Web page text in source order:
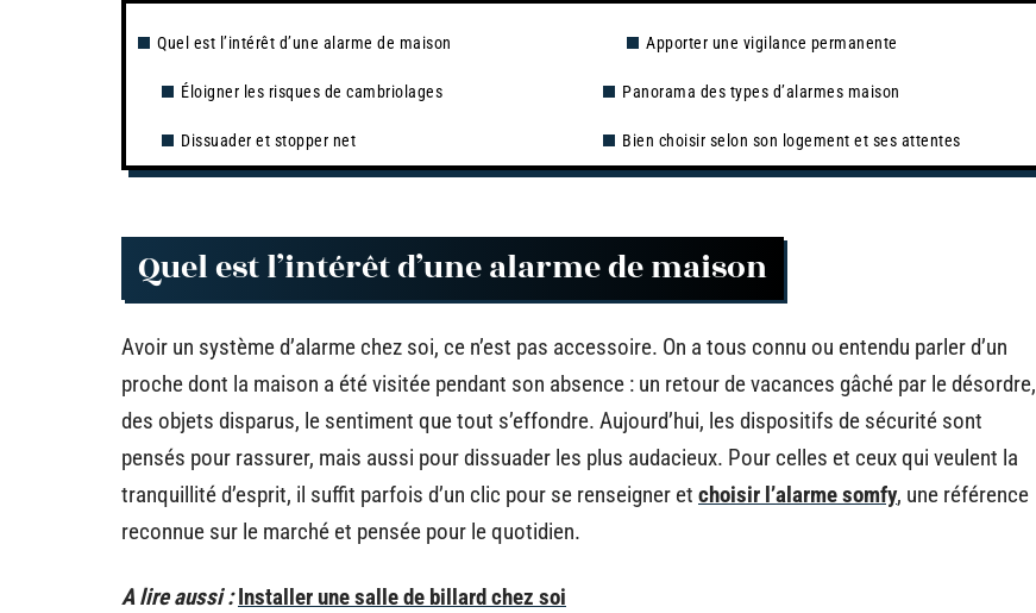
Quel est l’intérêt d’une alarme de maison
Éloigner les risques de cambriolages
Dissuader et stopper net
Apporter une vigilance permanente
Panorama des types d’alarmes maison
Bien choisir selon son logement et ses attentes
Quel est l’intérêt d’une alarme de maison
Avoir un système d’alarme chez soi, ce n’est pas accessoire. On a tous connu ou entendu parler d’un
proche dont la maison a été visitée pendant son absence : un retour de vacances gâché par le désordre,
des objets disparus, le sentiment que tout s’effondre. Aujourd’hui, les dispositifs de sécurité sont
pensés pour rassurer, mais aussi pour dissuader les plus audacieux. Pour celles et ceux qui veulent la
tranquillité d’esprit, il suffit parfois d’un clic pour se renseigner et choisir l’alarme somfy, une référence
reconnue sur le marché et pensée pour le quotidien.
A lire aussi : Installer une salle de billard chez soi